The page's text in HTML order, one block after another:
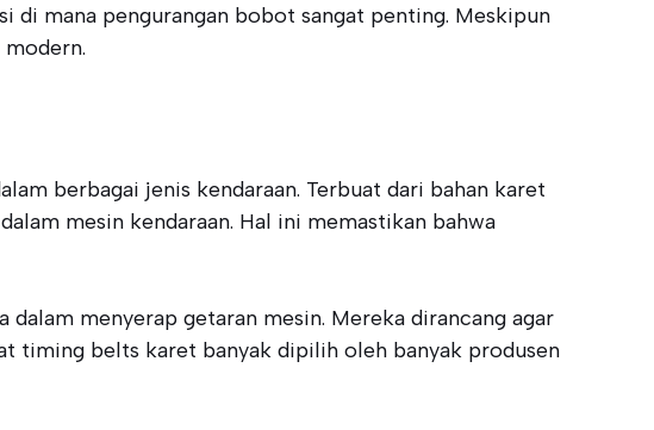
mana pengurangan bobot sangat penting. Meskipun
berbagai jenis kendaraan. Terbuat dari bahan karet
mesin kendaraan. Hal ini memastikan bahwa
menyerap getaran mesin. Mereka dirancang agar
timing belts karet banyak dipilih oleh banyak produsen